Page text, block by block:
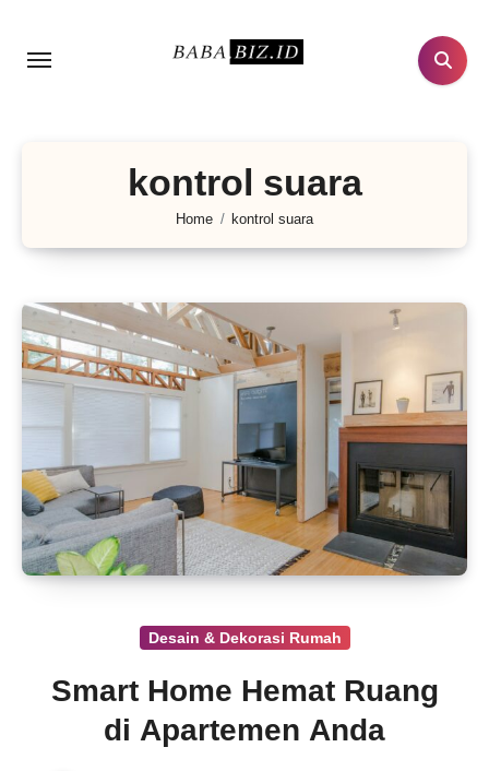
kontrol suara
Home kontrol suara
Desain & Dekorasi Rumah
Smart Home Hemat Ruang
di Apartemen Anda